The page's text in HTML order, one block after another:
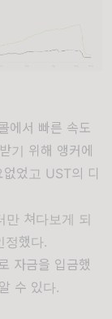
에서 빠른 속도
기 위해 앵커에
었고 UST의 디
만 쳐다보게 되
정했다.
자금을 입금했
수 있다.